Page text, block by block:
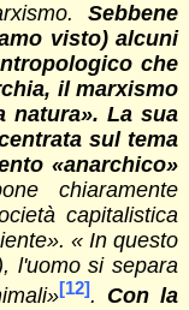
Sebbene
visto) alcuni
che
il marxismo
natura». La sua
sul tema
«anarchico»
chiaramente
capitalistica
« In questo
l'uomo si separa
[12]. Con la